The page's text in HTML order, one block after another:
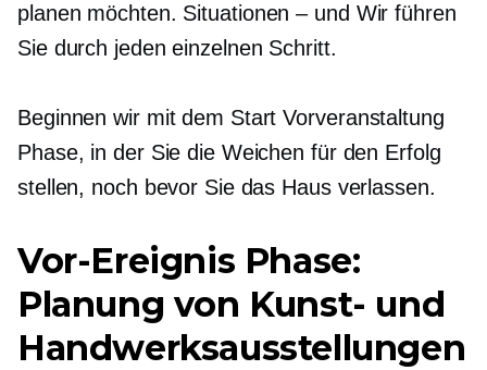
planen möchten. Situationen – und Wir führen
Sie durch jeden einzelnen Schritt.
Beginnen wir mit dem StartVorveranstaltung
Phase, in der Sie die Weichen für den Erfolg
stellen, noch bevor Sie das Haus verlassen.
Vor-Ereignis Phase:
Planung von Kunst- und
Handwerksausstellungen